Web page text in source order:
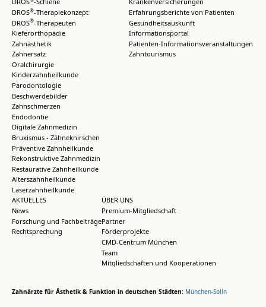
DROS®-Therapiekonzept
DROS®-Therapeuten
Kieferorthopädie
Zahnästhetik
Zahnersatz
Oralchirurgie
Kinderzahnheilkunde
Parodontologie
Beschwerdebilder
Zahnschmerzen
Endodontie
Digitale Zahnmedizin
Bruxismus - Zähneknirschen
Präventive Zahnheilkunde
Rekonstruktive Zahnmedizin
Restaurative Zahnheilkunde
Alterszahnheilkunde
Laserzahnheilkunde
Erfahrungsberichte von Patienten
Gesundheitsauskunft
Informationsportal
Patienten-Informationsveranstaltungen
Zahntourismus
AKTUELLES
News
Forschung und Fachbeiträge
Rechtsprechung
ÜBER UNS
Premium-Mitgliedschaft
Partner
Förderprojekte
CMD-Centrum München
Team
Mitgliedschaften und Kooperationen
Zahnärzte für Ästhetik & Funktion in deutschen Städten: München-Solln